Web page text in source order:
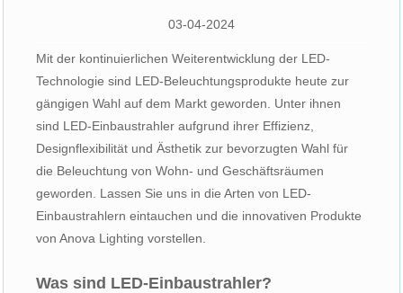
03-04-2024
Mit der kontinuierlichen Weiterentwicklung der LED-
Technologie sind LED-Beleuchtungsprodukte heute zur
gängigen Wahl auf dem Markt geworden. Unter ihnen
sind LED-Einbaustrahler aufgrund ihrer Effizienz,
Designflexibilität und Ästhetik zur bevorzugten Wahl für
die Beleuchtung von Wohn- und Geschäftsräumen
geworden. Lassen Sie uns in die Arten von LED-
Einbaustrahlern eintauchen und die innovativen Produkte
von Anova Lighting vorstellen.
Was sind LED-Einbaustrahler?